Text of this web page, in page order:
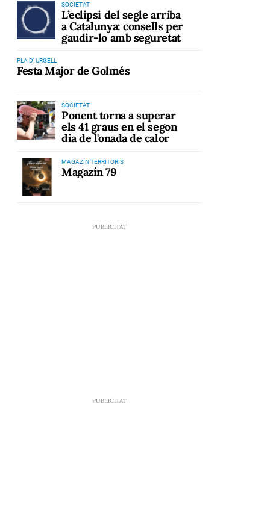
SOCIETAT
L’eclipsi del segle arriba
a Catalunya: consells per
gaudir-lo amb seguretat
PLA D' URGELL
Festa Major de Golmés
SOCIETAT
Ponent torna a superar
els 41 graus en el segon
dia de l'onada de calor
MAGAZÍN TERRITORIS
Magazín 79